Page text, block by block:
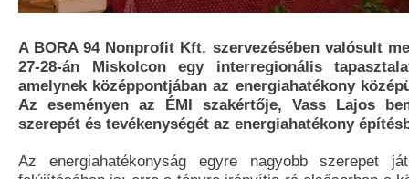
A BORA 94 Nonprofit Kft. szervezésében valósult
27-28-án Miskolcon egy interregionális
amelynek középpontjában az energiahatékony
Az eseményen az ÉMI szakértője, Vass Lajos
szerepét és tevékenységét az energiahatékony
Az energiahatékonyság egyre nagyobb szerepet